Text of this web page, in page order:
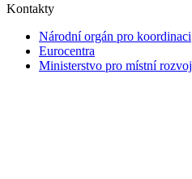
Kontakty
Národní orgán pro koordinaci
Eurocentra
Ministerstvo pro místní rozvoj